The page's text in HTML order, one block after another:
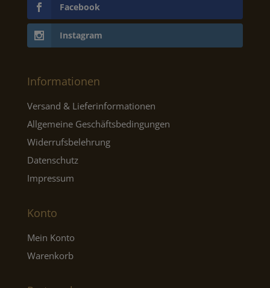
Facebook
Instagram
Informationen
Versand & Lieferinformationen
Allgemeine Geschäftsbedingungen
Widerrufsbelehrung
Datenschutz
Impressum
Konto
Mein Konto
Warenkorb